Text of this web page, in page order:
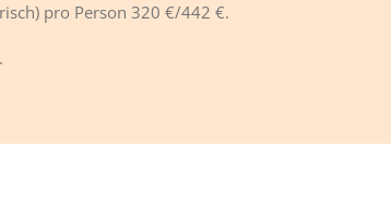
pro Person 320 €/442 €.